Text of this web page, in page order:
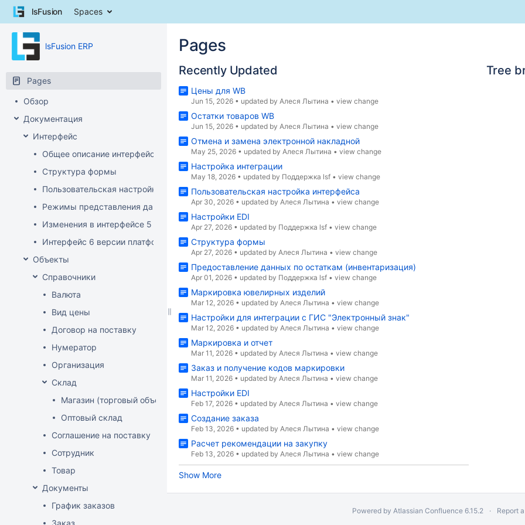
Skip
breadcrumbs
Skip
header
Skip
lsFusion Spaces
lsFusion ERP
Pages
Обзор
Документация
Интерфейс
Общее описание интерфейса клиента
Структура формы
Пользовательская настройка интерфейса
Режимы представления данных
Изменения в интерфейсе 5 версии платформы
Интерфейс 6 версии платформы
Объекты
Справочники
Валюта
Вид цены
Договор на поставку
Нумератор
Организация
Склад
Магазин (торговый объект)
Оптовый склад
Соглашение на поставку
Сотрудник
Товар
Документы
График заказов
Заказ
Pages
Recently Updated
Цены для WB
Jun 15, 2026 • updated by Алеся Лытина • view change
Остатки товаров WB
Jun 15, 2026 • updated by Алеся Лытина • view change
Отмена и замена электронной накладной
May 25, 2026 • updated by Алеся Лытина • view change
Настройка интеграции
May 18, 2026 • updated by Поддержка lsf • view change
Пользовательская настройка интерфейса
Apr 30, 2026 • updated by Алеся Лытина • view change
Настройки EDI
Apr 27, 2026 • updated by Поддержка lsf • view change
Структура формы
Apr 27, 2026 • updated by Алеся Лытина • view change
Предоставление данных по остаткам (инвентаризация)
Apr 01, 2026 • updated by Поддержка lsf • view change
Маркировка ювелирных изделий
Mar 12, 2026 • updated by Алеся Лытина • view change
Настройки для интеграции с ГИС "Электронный знак"
Mar 12, 2026 • updated by Алеся Лытина • view change
Маркировка и отчет
Mar 11, 2026 • updated by Алеся Лытина • view change
Заказ и получение кодов маркировки
Mar 11, 2026 • updated by Алеся Лытина • view change
Настройки EDI
Feb 17, 2026 • updated by Алеся Лытина • view change
Создание заказа
Feb 13, 2026 • updated by Алеся Лытина • view change
Расчет рекомендации на закупку
Feb 13, 2026 • updated by Алеся Лытина • view change
Show More
Tree
Powered by Atlassian Confluence 6.15.2 Report